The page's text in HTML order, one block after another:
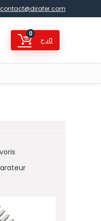
contact@dirafer.com
0
0د.ج